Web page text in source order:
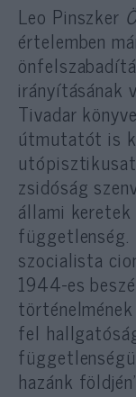
Leo Pinszker
értelemben
irányításának
Tivadar
útmutatót is
zsidóság
állami
függetlenség.
szocialista
1944-es
fel
hazánk